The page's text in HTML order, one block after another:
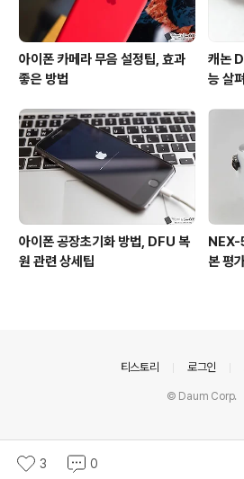
아이폰 카메라 무음 설정팁, 효과
좋은 방법
캐논
능 살
아이폰 공장초기화 방법, DFU 복
원 관련 상세팁
NEX-
본 평
3 0
티스토리 로그인
© Daum Corp.